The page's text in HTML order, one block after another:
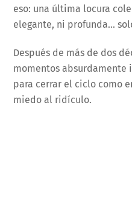
eso: una última locura
elegante, ni profunda…
Después de más de dos
momentos absurdamente
para cerrar el ciclo como
miedo al ridículo.